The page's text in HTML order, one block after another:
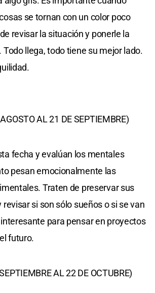
se tornan con un color poco
revisar la situación y ponerle la
llega, todo tiene su mejor lado.
AL 21 DE SEPTIEMBRE)
fecha y evalúan los mentales
pesan emocionalmente las
Traten de preservar sus
revisar si son sólo sueños o si se van
para pensar en proyectos
futuro.
AL 22 DE OCTUBRE)